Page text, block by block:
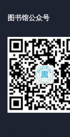
图书馆公众号